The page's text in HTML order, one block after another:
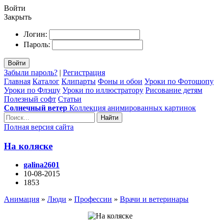
Войти
Закрыть
Логин:
Пароль:
Войти
Забыли пароль? | Регистрация
Главная Каталог Клипарты Фоны и обои Уроки по Фотошопу
Уроки по Флэшу Уроки по иллюстратору Рисование детям
Полезный софт Статьи
Солнечный ветер Коллекция анимированных картинок
Найти
Полная версия сайта
На коляске
galina2601
10-08-2015
1853
Анимация » Люди » Профессии » Врачи и ветеринары